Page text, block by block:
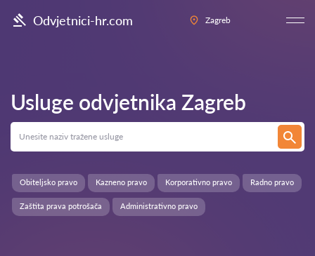
Odvjetnici-hr.com Zagreb
Usluge odvjetnika Zagreb
Administrativno pravo
Obiteljsko pravo Kazneno pravo Korporativno pravo Radno pravo
Zaštita prava potrošača